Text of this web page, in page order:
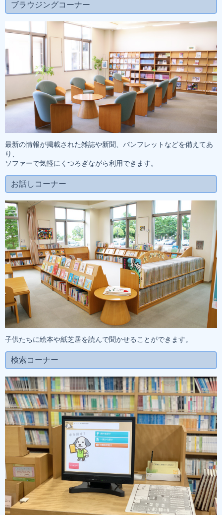
ブラウジングコーナー
最新の情報が掲載された雑誌や新聞、パンフレットなどを備えてあ
り、
ソファーで気軽にくつろぎながら利用できます。
お話しコーナー
子供たちに絵本や紙芝居を読んで聞かせることができます。
検索コーナー